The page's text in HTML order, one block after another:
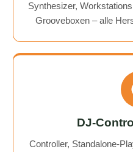
Synthesizer,
Grooveboxen – alle
DJ-
Controller, Standalone-